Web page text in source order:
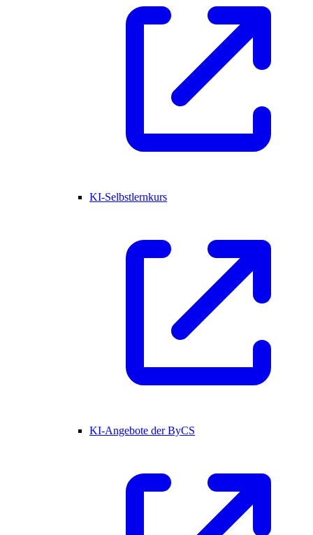
KI-Selbstlernkurs
KI-Angebote der ByCS